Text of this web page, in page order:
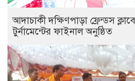
আদাচাকী দক্ষিণপাড়া ফ্রেন্ডস
টুর্নামেন্টের ফাইনাল অনুষ্ঠিত